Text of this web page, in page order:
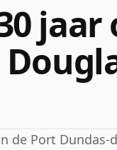
jaar
de Port